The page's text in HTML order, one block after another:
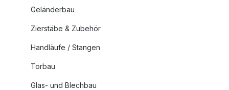
Geländerbau
Zierstäbe & Zubehör
Handläufe / Stangen
Torbau
Glas- und Blechbau